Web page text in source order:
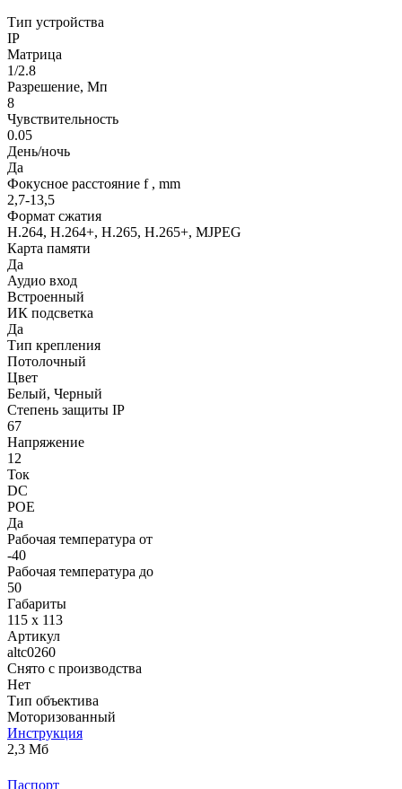
Тип устройства
IP
Матрица
1/2.8
Разрешение, Мп
8
Чувствительность
0.05
День/ночь
Да
Фокусное расстояние f , mm
2,7-13,5
Формат сжатия
H.264, H.264+, H.265, H.265+, MJPEG
Карта памяти
Да
Аудио вход
Встроенный
ИК подсветка
Да
Тип крепления
Потолочный
Цвет
Белый, Черный
Степень защиты IP
67
Напряжение
12
Ток
DC
POE
Да
Рабочая температура от
-40
Рабочая температура до
50
Габариты
115 x 113
Артикул
altc0260
Снято с производства
Нет
Тип объектива
Моторизованный
Инструкция
2,3 Мб
Паспорт